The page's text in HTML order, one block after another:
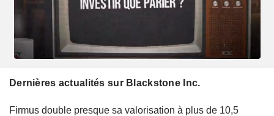
Dernières actualités sur Blackstone Inc.
Firmus double presque sa valorisation à plus de 10,5